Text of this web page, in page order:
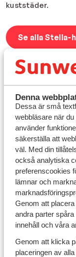
Denna
Dessa är små
webbläsare när
använder
säkerställa att
väl. Med din
också analytiska
preferenscookies
lämnar och
Genom att
andra parter
innehåll och våra
Genom att klicka
placeringen av
kuststäder.
Se alla Stella-
Därför
Vackra 4-
Bra läge
Stora